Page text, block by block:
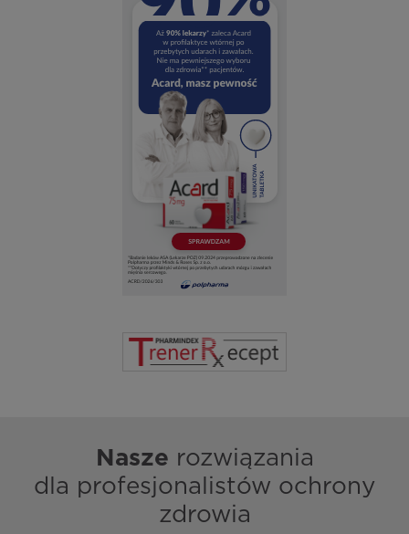
Nasze rozwiązania
dla profesjonalistów ochrony
zdrowia